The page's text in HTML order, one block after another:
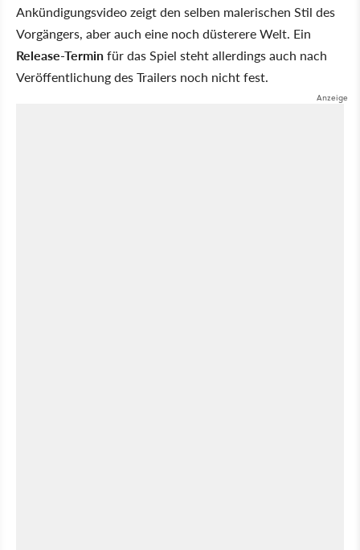
Ankündigungsvideo zeigt den selben malerischen Stil des
Vorgängers, aber auch eine noch düsterere Welt. Ein
Release-Terminfür das Spiel steht allerdings auch nach
Veröffentlichung des Trailers noch nicht fest.